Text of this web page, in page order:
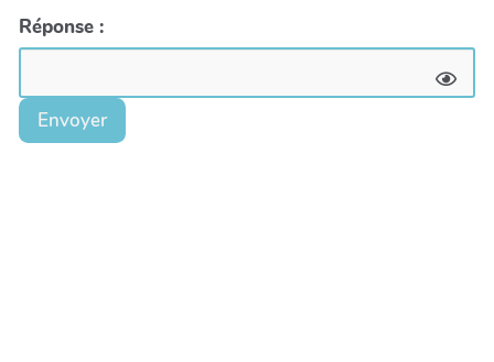
Réponse :
Envoyer